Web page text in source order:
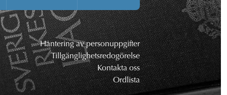
Hantering av personuppgifter
Tillgänglighetsredogörelse
Kontakta oss
Ordlista